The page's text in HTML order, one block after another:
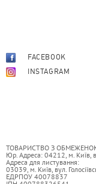
FACEBOOK
INSTAGRAM
ТОВАРИСТВО З
Юр. Адреса: 04212, м. Київ,
Адреса для листування:
03039, м. Київ, вул.
ЕДРПОУ 40078837